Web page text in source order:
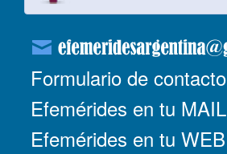
Formulario de contacto
Efemérides en tu MAIL
Efemérides en tu WEB